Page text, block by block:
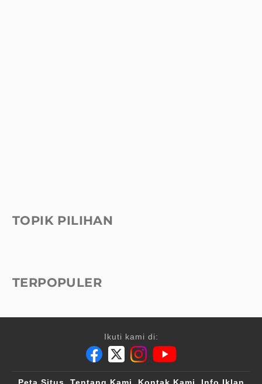
TOPIK PILIHAN
TERPOPULER
Ikuti kami di: